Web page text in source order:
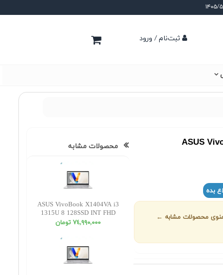
ثبت‌نام / ورود
ASUS
بده
منوی محصولات مشابه ←
محصولات مشابه
ASUS VivoBook X1404VA i3
1315U 8 128SSD INT FHD
٧٤,٩٩٠,٠٠٠ تومان